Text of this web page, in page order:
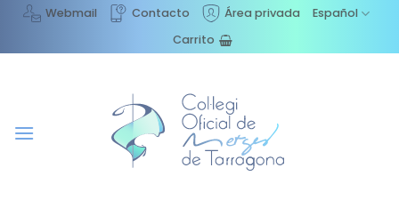
Saltar
contenido
Webmail Contacto Área privada
Español
Carrito